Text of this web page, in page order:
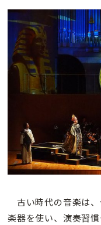
古い時代の音楽は
楽器を使い、演奏習